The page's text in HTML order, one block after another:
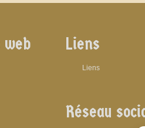
Liens
Liens
Réseau